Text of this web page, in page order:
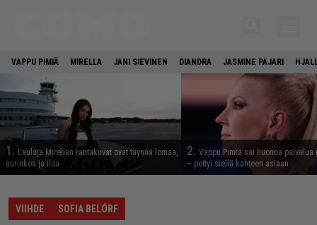
VAPPU PIMIÄ MIRELLA JANI SIEVINEN DIANDRA JASMINE PAJARI
1. Laulaja Mirellan rantakuvat ovat täynnä lomaa,
aurinkoa ja iloa
2. Vappu Pimiä sai huonoa palvelua
– pettyi siellä kahteen asiaan
VIIHDE SOFIA BELÓRF